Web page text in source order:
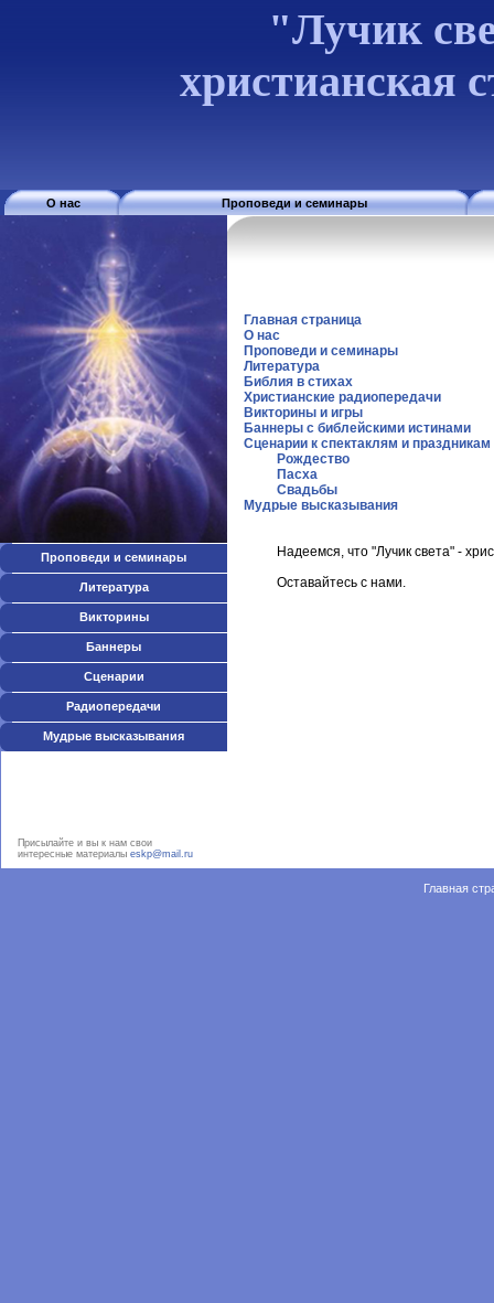
"Лучик
христианская
О нас Проповеди и семинары
Проповеди и семинары
Литература
Викторины
Баннеры
Сценарии
Радиопередачи
Мудрые высказывания
Присылайте и вы к нам свои
интересные материалы eskp@mail.ru
Главная страница
О нас
Проповеди и семинары
Литература
Библия в стихах
Христианские радиопередачи
Викторины и игры
Баннеры с библейскими истинами
Сценарии к спектаклям и праздникам
Рождество
Пасха
Свадьбы
Мудрые высказывания
Надеемся, что "Лучик света" -
Оставайтесь с нами.
Главная